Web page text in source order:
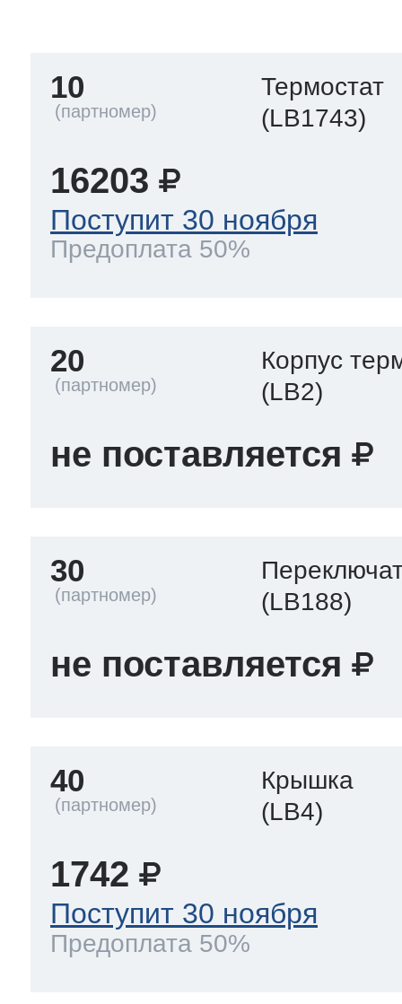
морозилок
холод.камер
10
Термостат
(LB1743)
16203
Поступит 30 ноября
Предоплата 50%
20
Корпус
(LB2)
не поставляется
30
(LB188)
не поставляется
40
Крышка
(LB4)
1742
Поступит 30 ноября
Предоплата 50%